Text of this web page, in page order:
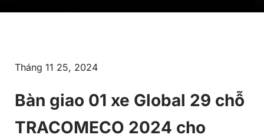
Tháng 11 25, 2024
Bàn giao 01 xe Global 29 chỗ
TRACOMECO 2024 cho